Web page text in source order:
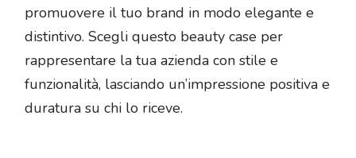
promuovere il tuo brand in modo elegante e
distintivo. Scegli questo beauty case per
rappresentare la tua azienda con stile e
funzionalità, lasciando un’impressione positiva e
duratura su chi lo riceve.